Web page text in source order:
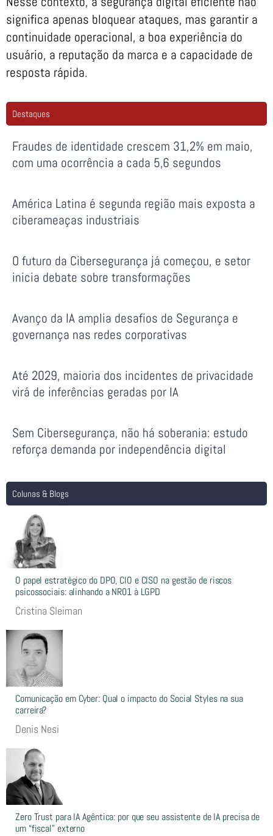
significa apenas bloquear ataques, mas garantir a
continuidade operacional, a boa experiência do
usuário, a reputação da marca e a capacidade de
resposta rápida.
Destaques
Fraudes de identidade crescem 31,2% em maio,
com uma ocorrência a cada 5,6 segundos
América Latina é segunda região mais exposta a
ciberameaças industriais
O futuro da Cibersegurança já começou, e setor
inicia debate sobre transformações
Avanço da IA amplia desafios de Segurança e
governança nas redes corporativas
Até 2029, maioria dos incidentes de privacidade
virá de inferências geradas por IA
Sem Cibersegurança, não há soberania: estudo
reforça demanda por independência digital
Colunas & Blogs
O papel estratégico do DPO, CIO e CISO na gestão de riscos
psicossociais: alinhando a NR01 à LGPD
Cristina Sleiman
Comunicação em Cyber: Qual o impacto do Social Styles na sua
carreira?
Denis Nesi
Zero Trust para IA Agêntica: por que seu assistente de IA precisa de
um “fiscal” externo